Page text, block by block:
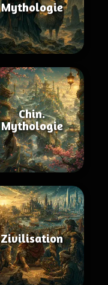
Mythologie
Chin.
Mythologie
Zivilisation